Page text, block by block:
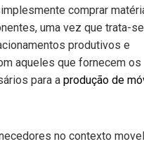
comprar
uma vez que trata-
produtivos e
aqueles que fornecem os
para a produção de
no contexto